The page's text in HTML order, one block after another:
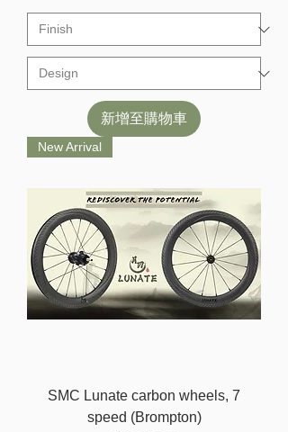
新增至購物車
New Arrival
SMC Lunate carbon wheels, 7
speed (Brompton)